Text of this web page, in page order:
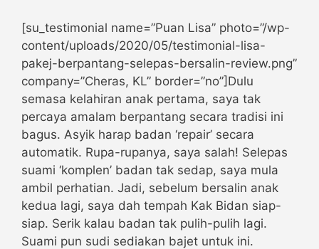
[su_testimonial name=”Puan Lisa” photo=”/wp-
content/uploads/2020/05/testimonial-lisa-
pakej-berpantang-selepas-bersalin-review.png”
company=”Cheras, KL” border=”no”]Dulu
semasa kelahiran anak pertama, saya tak
percaya amalam berpantang secara tradisi ini
bagus. Asyik harap badan ‘repair’ secara
automatik. Rupa-rupanya, saya salah! Selepas
suami ‘komplen’ badan tak sedap, saya mula
ambil perhatian. Jadi, sebelum bersalin anak
kedua lagi, saya dah tempah Kak Bidan siap-
siap. Serik kalau badan tak pulih-pulih lagi.
Suami pun sudi sediakan bajet untuk ini.